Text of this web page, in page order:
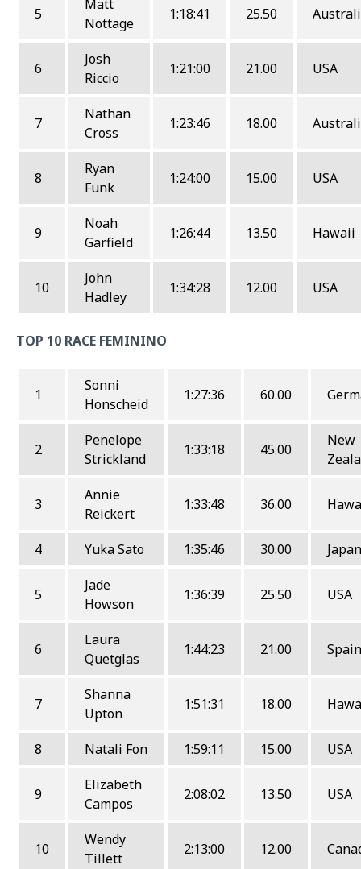
5
Matt
Nottage
1:18:41 25.50
6
Josh
Riccio
1:21:00 21.00 USA
7
Nathan
Cross
1:23:46 18.00
8
Ryan
Funk
1:24:00 15.00 USA
9
Noah
Garfield
1:26:44 13.50 Hawaii
10
John
Hadley
1:34:28 12.00 USA
TOP 10 RACE FEMININO
1
Sonni
Honscheid
1:27:36 60.00
2
Penelope
Strickland
1:33:18 45.00
New
3
Annie
Reickert
1:33:48 36.00
4 Yuka Sato 1:35:46 30.00 Japan
5
Jade
Howson
1:36:39 25.50 USA
6
Laura
Quetglas
1:44:23 21.00 Spain
7
Shanna
Upton
1:51:31 18.00
8 Natali Fon 1:59:11 15.00 USA
9
Elizabeth
Campos
2:08:02 13.50 USA
10
Wendy
Tillett
2:13:00 12.00